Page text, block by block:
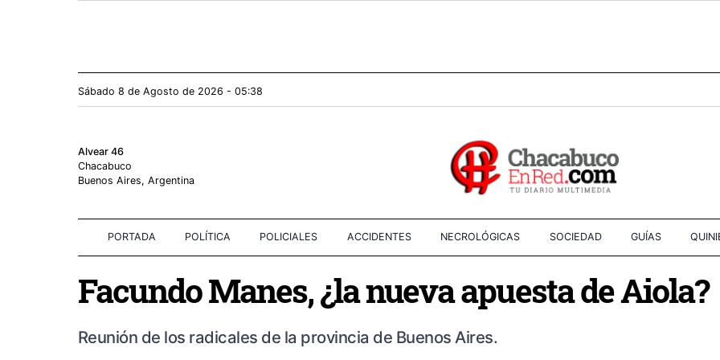
Sábado 8 de Agosto de 2026 - 05:38
Alvear 46
Chacabuco
Buenos Aires, Argentina
PORTADA POLÍTICA POLICIALES ACCIDENTES NECROLÓGICAS SOCIEDAD GUÍAS
Facundo Manes, ¿la nueva apuesta de Aiola?
Reunión de los radicales de la provincia de Buenos Aires.